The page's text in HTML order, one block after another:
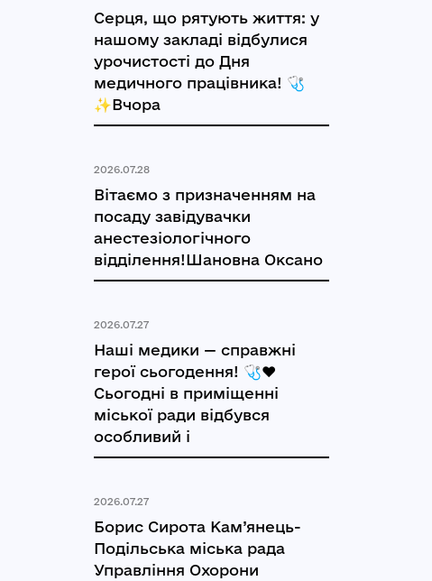
Серця, що рятують життя: у
нашому закладі відбулися
урочистості до Дня
медичного працівника! 🩺
✨Вчора
2026.07.28
Вітаємо з призначенням на
посаду завідувачки
анестезіологічного
відділення!Шановна Оксано
2026.07.27
Наші медики — справжні
герої сьогодення! 🩺❤️
Сьогодні в приміщенні
міської ради відбувся
особливий і
2026.07.27
Борис Сирота Кам’янець-
Подільська міська рада
Управління Охорони